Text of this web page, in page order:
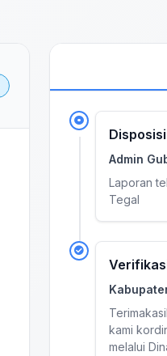
Disposisi
Admin
Laporan
Tegal
kami
melalui